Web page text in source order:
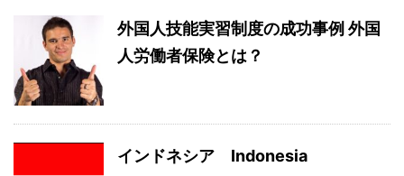
外国人技能実習制度の成功事例 外国
人労働者保険とは？
インドネシア Indonesia